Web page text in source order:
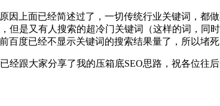
因上面已经简述过了，一切传统行业关键词，都
但是又有人搜索的超冷门关键词（这样的词，同
度已经不显示关键词的搜索结果量了，所以堵
跟大家分享了我的压箱底SEO思路，祝各位往后